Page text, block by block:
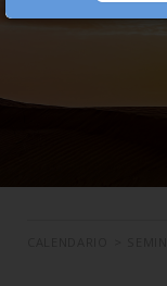
LA SCUOLA